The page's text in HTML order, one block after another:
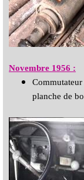
Novembre 1956 :
planche de